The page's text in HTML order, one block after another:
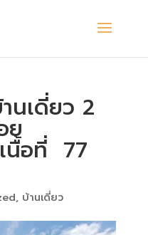
นเดี่ยว 2
ย
นื้อที่ 77
, บ้านเดี่ยว